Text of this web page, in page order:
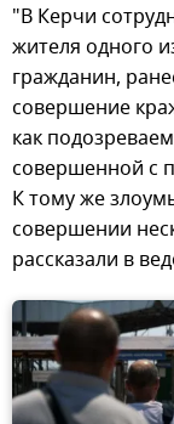
"В Керчи
жителя одного
гражданин,
совершение
как
совершенной с
К тому же
совершении
рассказали в